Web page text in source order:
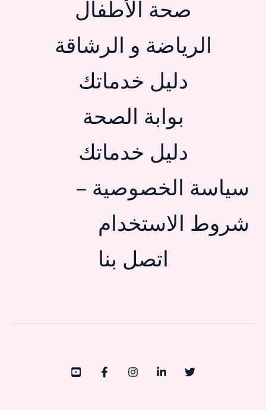
صحة الأطفال
الرياضة و الرشاقة
دليل خدماتك
بوابة الصحة
دليل خدماتك
سياسة الخصوصية –
شروط الاستخدام
اتصل بنا